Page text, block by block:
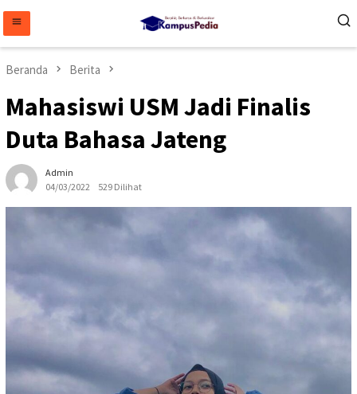
konten
Beranda Berita
Mahasiswi USM Jadi Finalis
Duta Bahasa Jateng
Admin
04/03/2022
529 Dilihat